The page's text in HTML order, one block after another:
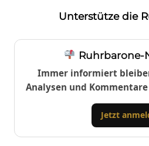
Unterstütze die
Ruhrbarone-
Immer informiert
Analysen und
Jetzt